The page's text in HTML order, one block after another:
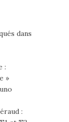
dans
:
»
: